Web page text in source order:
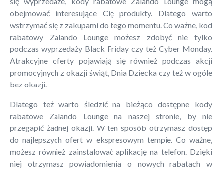
obejmować interesujące Cię produkty. Dlatego warto
wstrzymać się z zakupami do tego momentu. Co ważne, kod
rabatowy Zalando Lounge możesz zdobyć nie tylko
podczas wyprzedaży Black Friday czy też Cyber Monday.
Atrakcyjne oferty pojawiają się również podczas akcji
promocyjnych z okazji świąt, Dnia Dziecka czy też w ogóle
bez okazji.
Dlatego też warto śledzić na bieżąco dostępne kody
rabatowe Zalando Lounge na naszej stronie, by nie
przegapić żadnej okazji. W ten sposób otrzymasz dostęp
do najlepszych ofert w ekspresowym tempie. Co ważne,
możesz również zainstalować aplikację na telefon. Dzięki
niej otrzymasz powiadomienia o nowych rabatach w